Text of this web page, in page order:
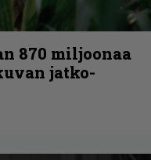
870 miljoonaa
jatko-